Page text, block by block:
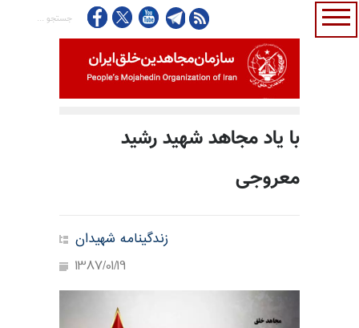
با یاد مجاهد شهید رشید
معروجی
زندگینامه شهیدان
1387/01/19